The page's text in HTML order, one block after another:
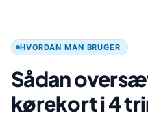
HVORDAN MAN BRUGER
Sådan
kørekort i 4